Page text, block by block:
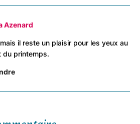
Azenard
il reste un plaisir pour les yeux au
du printemps.